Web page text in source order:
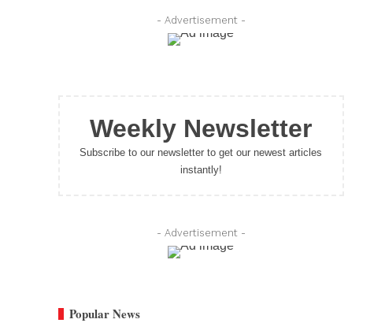
- Advertisement -
Weekly Newsletter
Subscribe to our newsletter to get our newest articles
instantly!
- Advertisement -
Popular News